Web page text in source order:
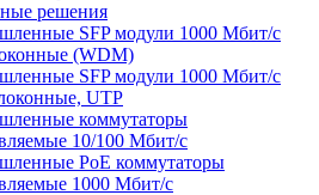
решения
SFP модули 1000 Мбит/c
(WDM)
SFP модули 1000 Мбит/c
UTP
коммутаторы
10/100 Мбит/с
PoE коммутаторы
1000 Мбит/с